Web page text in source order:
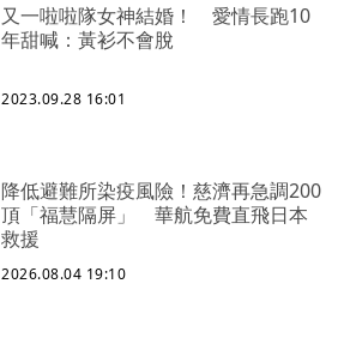
又一啦啦隊女神結婚！ 愛情長跑10
年甜喊：黃衫不會脫
2023.09.28 16:01
降低避難所染疫風險！慈濟再急調200
頂「福慧隔屏」 華航免費直飛日本
救援
2026.08.04 19:10